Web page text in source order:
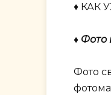
♦ КАК
♦ Фото
Фото